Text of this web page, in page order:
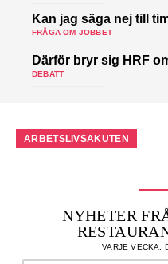
Kan jag säga nej till
FRÅGA OM JOBBET
Därför bryr sig HRF
DEBATT
ARBETSLIVSAKUTEN
NYHETER
VARJE VECKA,